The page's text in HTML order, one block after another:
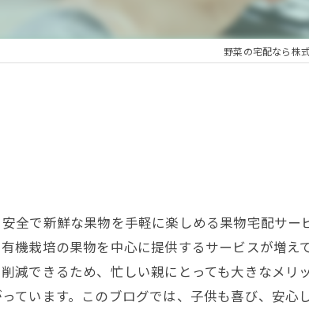
野菜の宅配なら株
全で新鮮な果物を手軽に楽しめる果物宅配サ
機栽培の果物を中心に提供するサービスが増
減できるため、忙しい親にとっても大きなメ
ています。このブログでは、子供も喜び、安